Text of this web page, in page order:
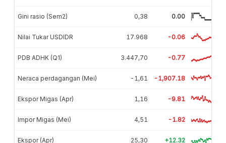
Gini rasio (Sem2) 0,38 0.00
Nilai Tukar USDIDR 17.968 -0.06
PDB ADHK (Q1) 3.447,70 -0.77
Neraca perdagangan (Mei) -1,61 -1,907.18
Ekspor Migas (Apr) 1,16 -9.81
Impor Migas (Mei) 4,51 -1.82
Ekspor (Apr) 25,30 +12.32